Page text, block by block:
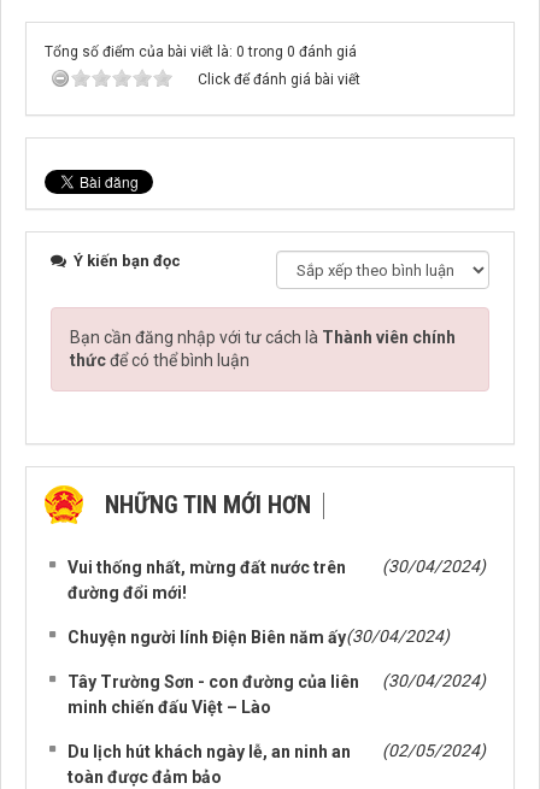
Tổng số điểm của bài viết là: 0 trong 0 đánh giá
Click để đánh giá bài viết
Ý kiến bạn đọc
Bạn cần đăng nhập với tư cách là Thành viên chính
thứcđể có thể bình luận
NHỮNG TIN MỚI HƠN
Vui thống nhất, mừng đất nước trên
đường đổi mới!
(30/04/2024)
Chuyện người lính Điện Biên năm ấy(30/04/2024)
Tây Trường Sơn - con đường của liên
minh chiến đấu Việt – Lào
(30/04/2024)
Du lịch hút khách ngày lễ, an ninh an
toàn được đảm bảo
(02/05/2024)